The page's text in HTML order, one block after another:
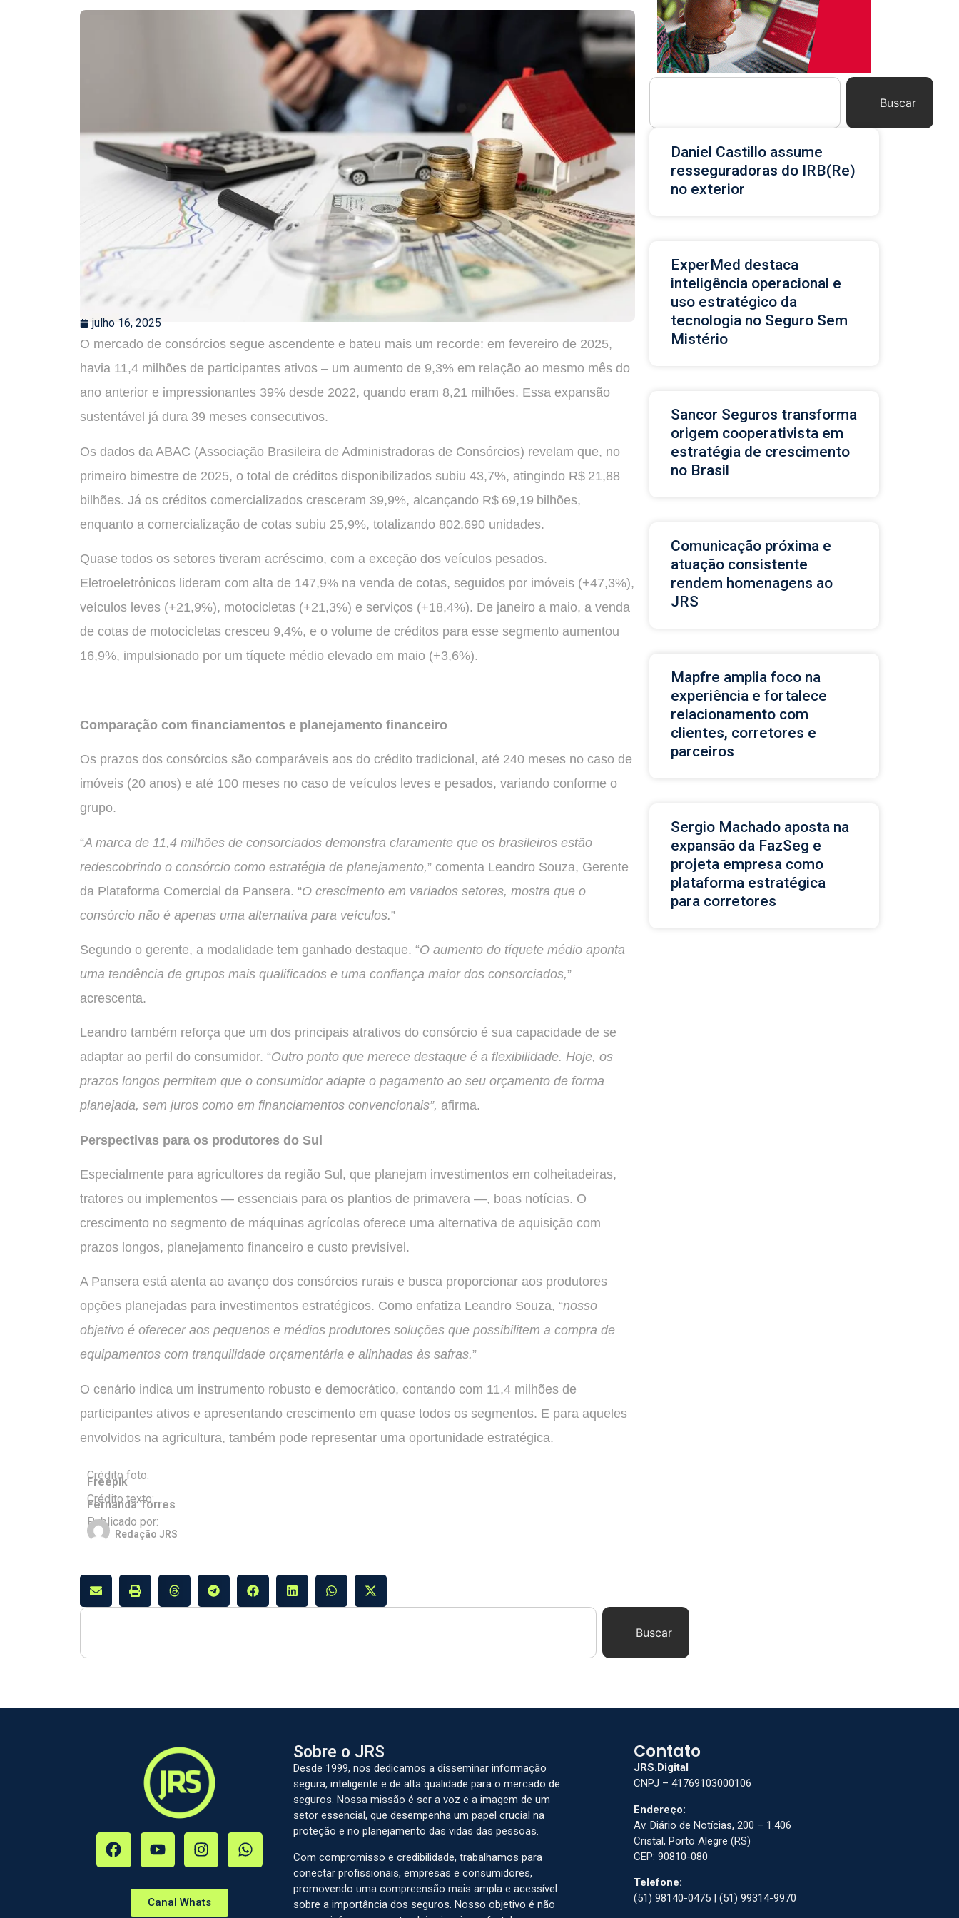
julho 16, 2025
O mercado de consórcios segue ascendente e bateu mais um recorde: em fevereiro de 2025,
havia 11,4 milhões de participantes ativos – um aumento de 9,3% em relação ao mesmo mês do
ano anterior e impressionantes 39% desde 2022, quando eram 8,21 milhões. Essa expansão
sustentável já dura 39 meses consecutivos.
Os dados da ABAC (Associação Brasileira de Administradoras de Consórcios) revelam que, no
primeiro bimestre de 2025, o total de créditos disponibilizados subiu 43,7%, atingindo R$ 21,88
bilhões. Já os créditos comercializados cresceram 39,9%, alcançando R$ 69,19 bilhões,
enquanto a comercialização de cotas subiu 25,9%, totalizando 802.690 unidades.
Quase todos os setores tiveram acréscimo, com a exceção dos veículos pesados.
Eletroeletrônicos lideram com alta de 147,9% na venda de cotas, seguidos por imóveis (+47,3%),
veículos leves (+21,9%), motocicletas (+21,3%) e serviços (+18,4%). De janeiro a maio, a venda
de cotas de motocicletas cresceu 9,4%, e o volume de créditos para esse segmento aumentou
16,9%, impulsionado por um tíquete médio elevado em maio (+3,6%).
Comparação com financiamentos e planejamento financeiro
Os prazos dos consórcios são comparáveis aos do crédito tradicional, até 240 meses no caso de
imóveis (20 anos) e até 100 meses no caso de veículos leves e pesados, variando conforme o
grupo.
“A marca de 11,4 milhões de consorciados demonstra claramente que os brasileiros estão
redescobrindo o consórcio como estratégia de planejamento,” comenta Leandro Souza, Gerente
da Plataforma Comercial da Pansera. “O crescimento em variados setores, mostra que o
consórcio não é apenas uma alternativa para veículos.”
Segundo o gerente, a modalidade tem ganhado destaque. “O aumento do tíquete médio aponta
uma tendência de grupos mais qualificados e uma confiança maior dos consorciados,”
acrescenta.
Leandro também reforça que um dos principais atrativos do consórcio é sua capacidade de se
adaptar ao perfil do consumidor. “Outro ponto que merece destaque é a flexibilidade. Hoje, os
prazos longos permitem que o consumidor adapte o pagamento ao seu orçamento de forma
planejada, sem juros como em financiamentos convencionais”, afirma.
Perspectivas para os produtores do Sul
Especialmente para agricultores da região Sul, que planejam investimentos em colheitadeiras,
tratores ou implementos — essenciais para os plantios de primavera —, boas notícias. O
crescimento no segmento de máquinas agrícolas oferece uma alternativa de aquisição com
prazos longos, planejamento financeiro e custo previsível.
A Pansera está atenta ao avanço dos consórcios rurais e busca proporcionar aos produtores
opções planejadas para investimentos estratégicos. Como enfatiza Leandro Souza, “nosso
objetivo é oferecer aos pequenos e médios produtores soluções que possibilitem a compra de
equipamentos com tranquilidade orçamentária e alinhadas às safras.”
O cenário indica um instrumento robusto e democrático, contando com 11,4 milhões de
participantes ativos e apresentando crescimento em quase todos os segmentos. E para aqueles
envolvidos na agricultura, também pode representar uma oportunidade estratégica.
Crédito foto:
Freepik
Crédito texto:
Fernanda Torres
Publicado por:
Redação JRS
Buscar
Buscar
Daniel Castillo assume
resseguradoras do IRB(Re)
no exterior
ExperMed destaca
inteligência operacional e
uso estratégico da
tecnologia no Seguro Sem
Mistério
Sancor Seguros transforma
origem cooperativista em
estratégia de crescimento
no Brasil
Comunicação próxima e
atuação consistente
rendem homenagens ao
JRS
Mapfre amplia foco na
experiência e fortalece
relacionamento com
clientes, corretores e
parceiros
Sergio Machado aposta na
expansão da FazSeg e
projeta empresa como
plataforma estratégica
para corretores
Canal Whats
Sobre o JRS
Desde 1999, nos dedicamos a disseminar informação
segura, inteligente e de alta qualidade para o mercado de
seguros. Nossa missão é ser a voz e a imagem de um
setor essencial, que desempenha um papel crucial na
proteção e no planejamento das vidas das pessoas.
Com compromisso e credibilidade, trabalhamos para
conectar profissionais, empresas e consumidores,
promovendo uma compreensão mais ampla e acessível
sobre a importância dos seguros. Nosso objetivo é não
Contato
JRS.Digital
CNPJ – 41769103000106
Endereço:
Av. Diário de Notícias, 200 – 1.406
Cristal, Porto Alegre (RS)
CEP: 90810-080
Telefone:
(51) 98140-0475 | (51) 99314-9970